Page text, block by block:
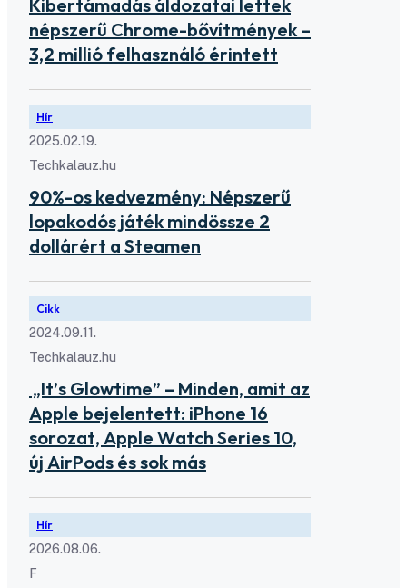
Kibertámadás áldozatai lettek
népszerű Chrome-bővítmények –
3,2 millió felhasználó érintett
Hír
2025.02.19.
Techkalauz.hu
90%-os kedvezmény: Népszerű
lopakodós játék mindössze 2
dollárért a Steamen
Cikk
2024.09.11.
Techkalauz.hu
„It’s Glowtime” – Minden, amit az
Apple bejelentett: iPhone 16
sorozat, Apple Watch Series 10,
új AirPods és sok más
Hír
2026.08.06.
F